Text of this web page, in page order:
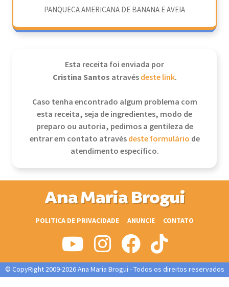
PANQUECA AMERICANA DE BANANA E AVEIA
Esta receita foi enviada por
Cristina Santos atravésdeste link.
Caso tenha encontrado algum problema com
esta receita, seja de ingredientes, modo de
preparo ou autoria, pedimos a gentileza de
entrar em contato atravésdeste formulário de
atendimento específico.
Ana Maria Brogui
POLITICA DE PRIVACIDADE ANUNCIE CONTATO
© CopyRight 2009-2026 Ana Maria Brogui - Todos os direitos reservados